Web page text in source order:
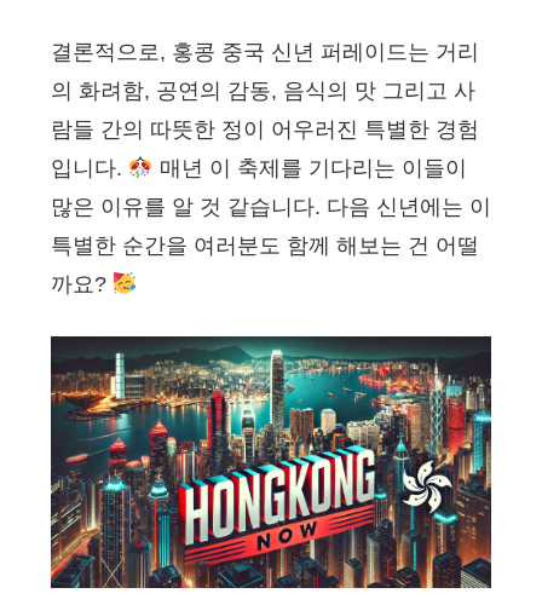
결론적으로, 홍콩 중국 신년 퍼레이드는 거리
의 화려함, 공연의 감동, 음식의 맛 그리고 사
람들 간의 따뜻한 정이 어우러진 특별한 경험
입니다.
매년 이 축제를 기다리는 이들이
많은 이유를 알 것 같습니다. 다음 신년에는 이
특별한 순간을 여러분도 함께 해보는 건 어떨
까요?